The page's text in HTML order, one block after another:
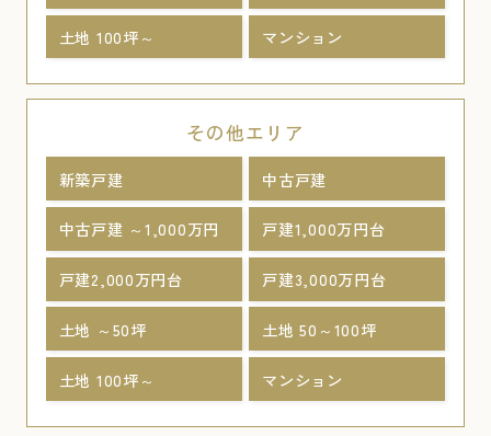
土地 100坪～ マンション
その他エリア
新築戸建 中古戸建
中古戸建 ～1,000万円 戸建1,000万円台
戸建2,000万円台 戸建3,000万円台
土地 ～50坪 土地 50～100坪
土地 100坪～ マンション